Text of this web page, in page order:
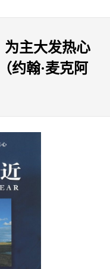
为主大发热心
约翰·麦克阿